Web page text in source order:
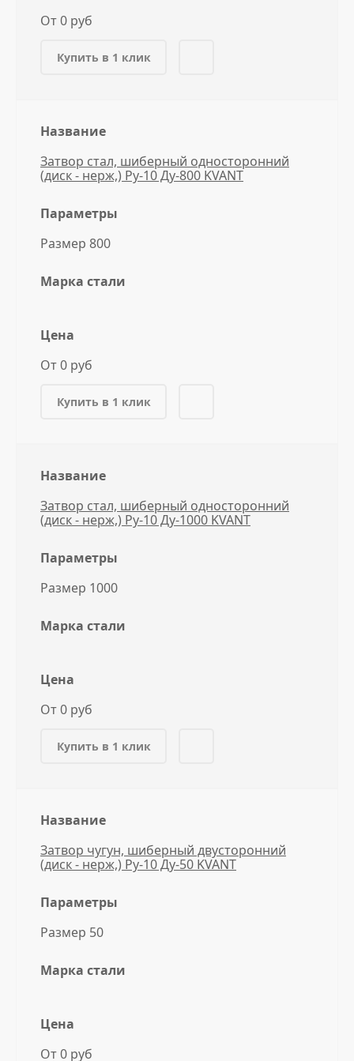
От 0 руб
Купить в 1 клик
Название
Затвор стал, шиберный односторонний
(диск - нерж,) Ру-10 Ду-800 KVANT
Параметры
Размер 800
Марка стали
Цена
От 0 руб
Купить в 1 клик
Название
Затвор стал, шиберный односторонний
(диск - нерж,) Ру-10 Ду-1000 KVANT
Параметры
Размер 1000
Марка стали
Цена
От 0 руб
Купить в 1 клик
Название
Затвор чугун, шиберный двусторонний
(диск - нерж,) Ру-10 Ду-50 KVANT
Параметры
Размер 50
Марка стали
Цена
От 0 руб